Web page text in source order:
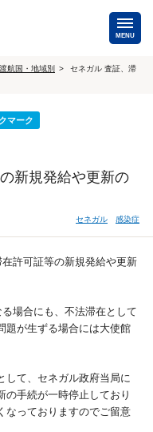
MENU
商用・就労ビザ
保険・Wi-Fiレンタル
配
国内手配トップ
渡航国・地域別
セネガル 査証、滞
マーク
新規発給や更新の
セネガル 感染症
許可証等の新規発給や更新
場合にも、不法滞在として
題が生ずる場合には大使館
て、セネガル政府当局に
の手続が一時停止しており
なっておりますのでご留意